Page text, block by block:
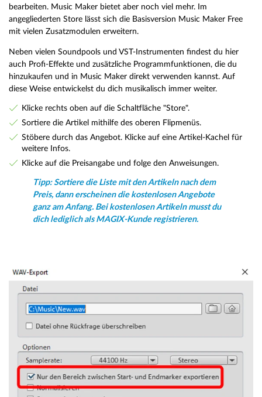
bearbeiten. Music Maker bietet aber noch viel mehr. Im
angegliederten Store lässt sich die Basisversion Music Maker Free
mit vielen Zusatzmodulen erweitern.
Neben vielen Soundpools und VST-Instrumenten findest du hier
auch Profi-Effekte und zusätzliche Programmfunktionen, die du
hinzukaufen und in Music Maker direkt verwenden kannst. Auf
diese Weise entwickelst du dich musikalisch immer weiter.
Klicke rechts oben auf die Schaltfläche "Store".
Sortiere die Artikel mithilfe des oberen Flipmenüs.
Stöbere durch das Angebot. Klicke auf eine Artikel-Kachel für
weitere Infos.
Klicke auf die Preisangabe und folge den Anweisungen.
Tipp: Sortiere die Liste mit den Artikeln nach dem
Preis, dann erscheinen die kostenlosen Angebote
ganz am Anfang. Bei kostenlosen Artikeln musst du
dich lediglich als MAGIX-Kunde registrieren.